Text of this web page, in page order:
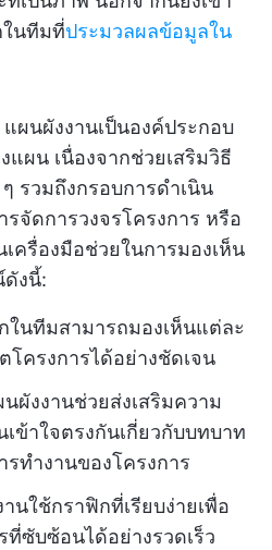
ในทีมที่ประมวลผลข้อมูลใน
ผนผังงานเป็นองค์ประกอบ
ผน เนื่องจากช่วยเสริมวิธี
รวมถึงกรอบการดำเนิน
จัดการวงจรโครงการ หรือ
ครื่องมือช่วยในการมองเห็น
ดังนี้:
ในทีมสามารถมองเห็นแต่ละ
ครงการได้อย่างชัดเจน
ผังงานช่วยส่งเสริมความ
ข้าใจตรงกันเกี่ยวกับบทบาท
ทำงานของโครงการ
นใช้กราฟิกที่เรียบง่ายเพื่อ
ซับซ้อนได้อย่างรวดเร็ว